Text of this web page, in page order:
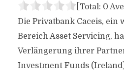
[Total: 0
Die Privatbank Caceis,
Bereich Asset Servicing,
Verlängerung ihrer
Investment Funds